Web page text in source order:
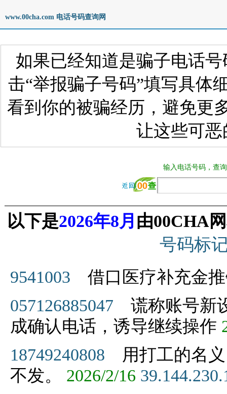
www.00cha.com 电话号码查询网
如果已经知道是骗子电话
击“举报骗子号码”填写具体
看到你的被骗经历，避免更
让这些可
输入电话号码，查
以下是2026年8月 由00CHA
号码标
9541003 借口医疗补充金
057126885047 谎称账号新
成确认电话，诱导继续操作
18749240808 用打工的名义
不发。 2026/2/16